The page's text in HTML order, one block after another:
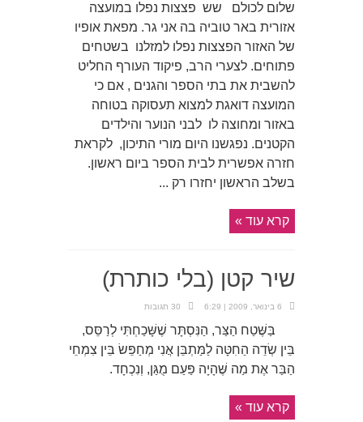
שלום לכולם שש פצצות נפלו במועצה
אזורית באר טוביה בה אני גר. מפאת אופיו
של האזור הפצצות נפלו למזלנו בשטחים
פתוחים. לצערי הרב, פיקוד העורף החליט
להשבית את בתי הספר והגנים , אם כי
המועצה דואגת למצוא תעסוקה בטוחה
באזור ומחוצה לו לבני הנוער והילדים
הקטנים. נפגשנו היום מורי התיכון, לקראת
חזרה אפשרית לבית הספר ביום ראשון.
בשלב הראשון יחזרו רק ...
קרא עוד »
שיר קטן (בלי כותרת)
6 בינואר, 2009 | 6:29 30 תגובות
בַּשֶּׁטַח הַצַּר, הַנִּסְתָּר שֶׁשָּׁכַחְתִּי לְרַסֵּס,
בֵּין שְׂדֵה הַחִטָּה לַמַּתְבֵּן אֲנִי מְחַפֵּשׂ בֵּין צִמְחֵי
הַבַּר אֶת מַה שֶּׁהָיָה פַּעַם מֻגַּן, וְנִכְחָד.
קרא עוד »